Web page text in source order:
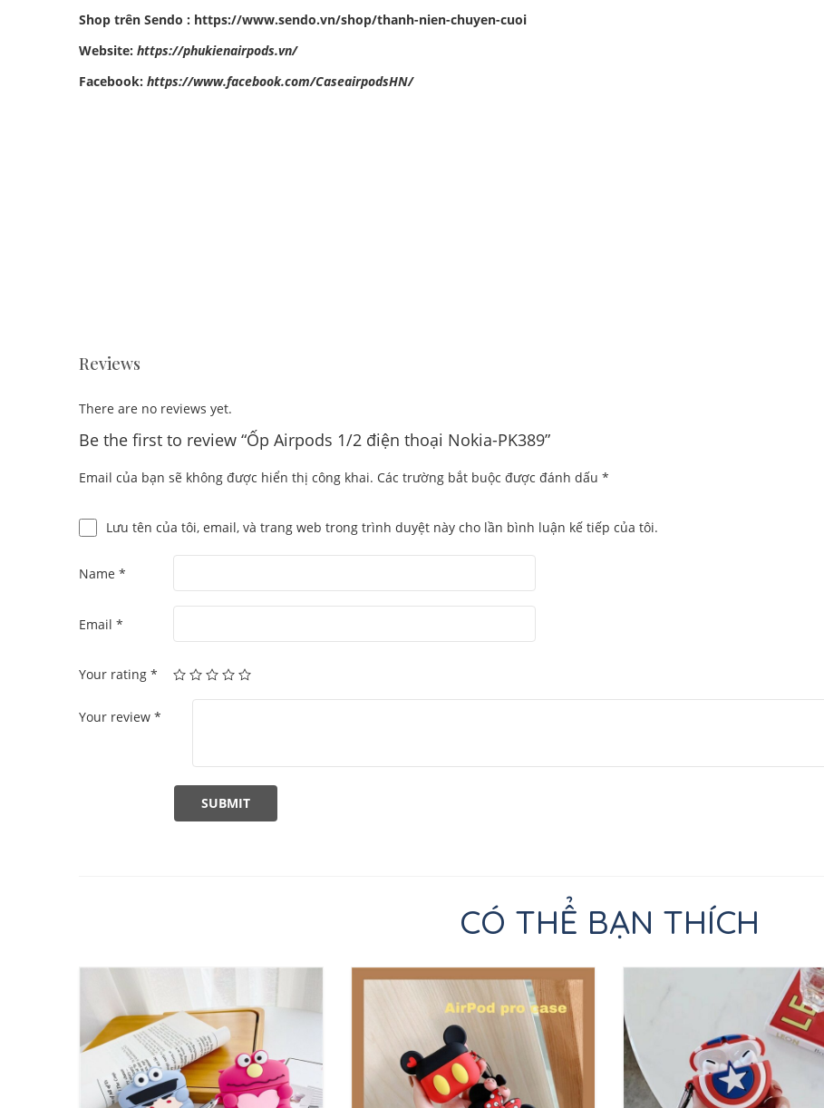
Shop trên Sendo : https://www.sendo.vn/shop/thanh-nien-chuyen-cuoi
Website: https://phukienairpods.vn/
Facebook: https://www.facebook.com/CaseairpodsHN/
Reviews
There are no reviews yet.
Be the first to review “Ốp Airpods 1/2 điện thoại Nokia-PK389”
Email của bạn sẽ không được hiển thị công khai. Các trường bắt buộc được đánh dấu *
Lưu tên của tôi, email, và trang web trong trình duyệt này cho lần bình luận kế tiếp của tôi.
Name *
Email *
Your rating *
Your review *
CÓ THỂ BẠN THÍCH